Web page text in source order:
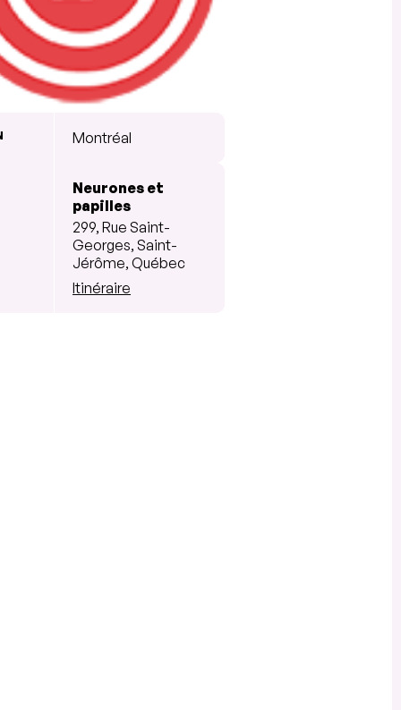
Montréal
Neurones et
papilles
299, Rue Saint-
Georges, Saint-
Jérôme, Québec
Itinéraire